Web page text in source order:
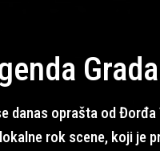
danas oprašta od Đorđa
rok scene, koji je